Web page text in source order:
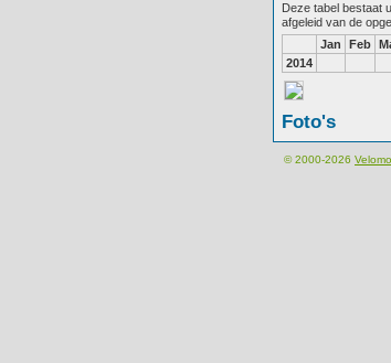
Deze tabel bestaat
afgeleid van de
Jan
Feb
2014
Foto's
© 2000-2026